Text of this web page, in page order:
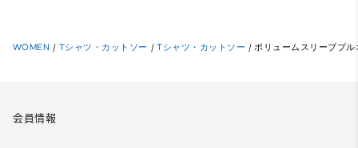
WOMEN / Tシャツ・カットソー / Tシャツ・カットソー / ボリュームスリーブプル
会員情報